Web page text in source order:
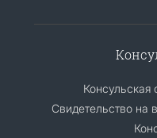
Консульская
Свидетельство на